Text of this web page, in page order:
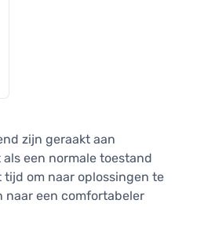
zijn geraakt aan
een normale toestand
om naar oplossingen te
naar een comfortabeler